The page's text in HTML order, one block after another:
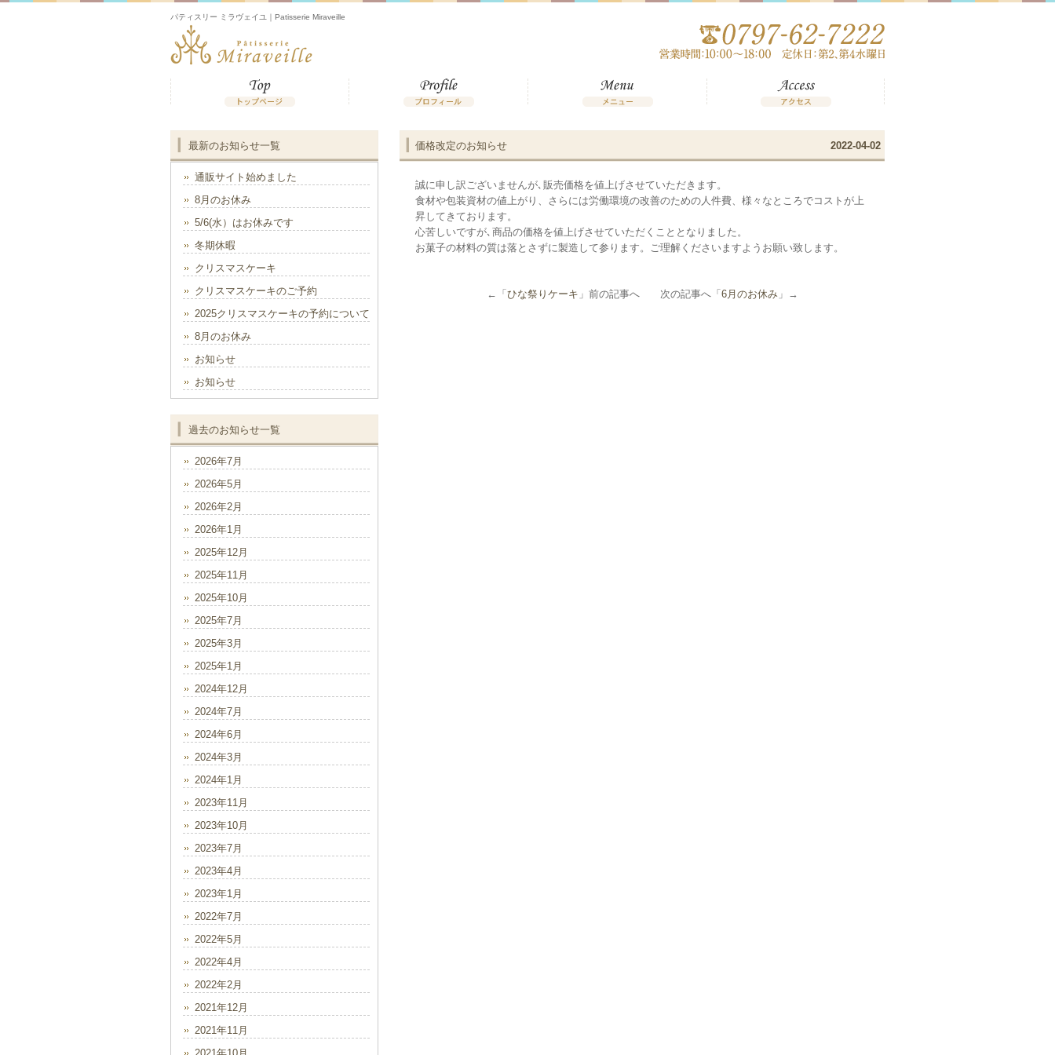
パティスリー ミラヴェイユ｜Patisserie Miraveille
価格改定のお知らせ 2022-04-02
誠に申し訳ございませんが､販売価格を値上げさせていただきます。
食材や包装資材の値上がり、さらには労働環境の改善のための人件費、様々なところでコストが上
昇してきております。
心苦しいですが､商品の価格を値上げさせていただくこととなりました。
お菓子の材料の質は落とさずに製造して参ります。ご理解くださいますようお願い致します。
←「 ひな祭りケーキ 」前の記事へ 次の記事へ「 6月のお休み」→
最新のお知らせ一覧
通販サイト始めました
8月のお休み
5/6(水）はお休みです
冬期休暇
クリスマスケーキ
クリスマスケーキのご予約
2025クリスマスケーキの予約について
8月のお休み
お知らせ
お知らせ
過去のお知らせ一覧
2026年7月
2026年5月
2026年2月
2026年1月
2025年12月
2025年11月
2025年10月
2025年7月
2025年3月
2025年1月
2024年12月
2024年7月
2024年6月
2024年3月
2024年1月
2023年11月
2023年10月
2023年7月
2023年4月
2023年1月
2022年7月
2022年5月
2022年4月
2022年2月
2021年12月
2021年11月